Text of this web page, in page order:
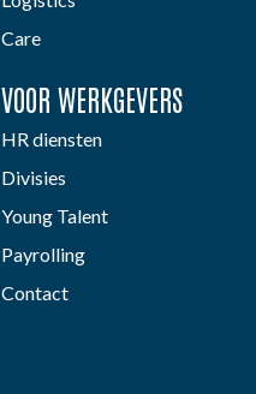
Care
VOOR WERKGEVERS
HR diensten
Divisies
Young Talent
Payrolling
Contact